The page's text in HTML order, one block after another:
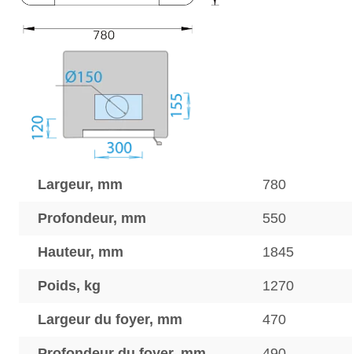
Largeur, mm 780
Profondeur, mm 550
Hauteur, mm 1845
Poids, kg 1270
Largeur du foyer, mm 470